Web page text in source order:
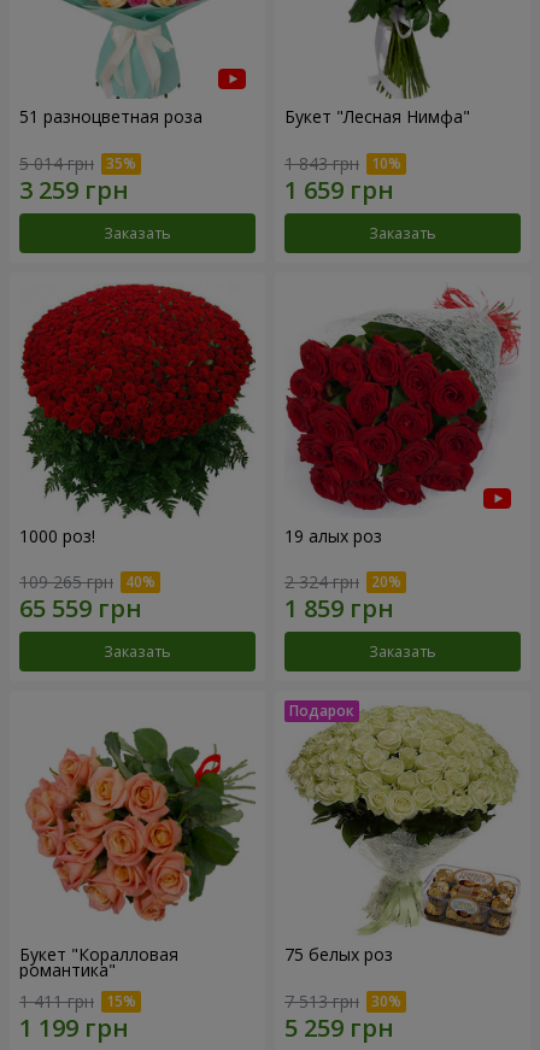
51 разноцветная роза
5 014 грн
Заказать
Букет "Лесная Нимфа"
1 843 грн
Заказать
1000 роз!
109 265 грн
Заказать
19 алых роз
2 324 грн
Заказать
Букет "Коралловая
романтика"
1 411 грн
75 белых роз
7 513 грн